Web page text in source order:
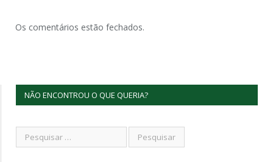
Os comentários estão fechados.
NÃO ENCONTROU O QUE QUERIA?